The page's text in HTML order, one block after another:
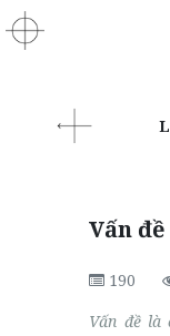
Vấn
190
Vấn đề là